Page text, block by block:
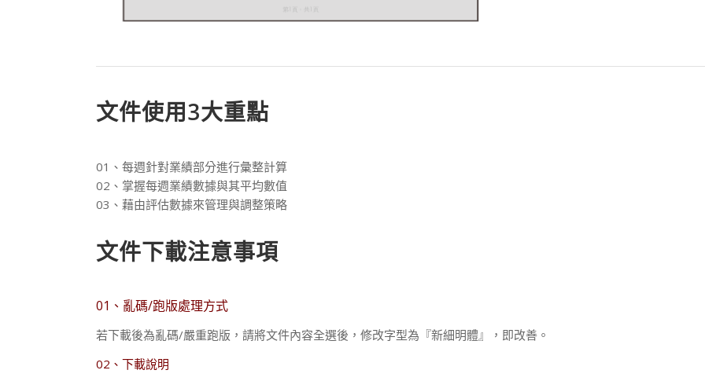
文件使用3大重點
01、每週針對業績部分進行彙整計算
02、掌握每週業績數據與其平均數值
03、藉由評估數據來管理與調整策略
文件下載注意事項
01、亂碼/跑版處理方式
若下載後為亂碼/嚴重跑版，請將文件內容全選後，修改字型為『新細明體』，即改善。
02、下載說明